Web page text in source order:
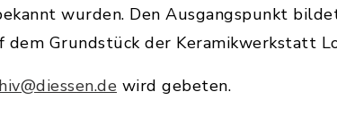
wurden. Den Ausgangspunkt
dem Grundstück der Keramikwerkstatt
wird gebeten.